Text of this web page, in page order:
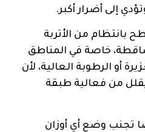
إلى أضرار أكبر.
بانتظام من الأتربة
خاصة في المناطق
أو الرطوبة العالية، لأن
من فعالية طبقة
تجنب وضع أي أوزان